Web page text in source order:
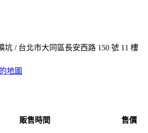
坑 / 台北市大同區長安西路 150 號 11 樓
地圖
販售時間 售價